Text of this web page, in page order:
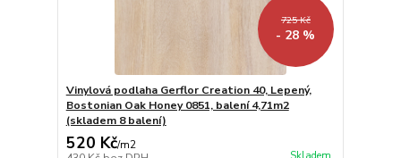
725 Kč
- 28 %
Vinylová podlaha Gerflor Creation 40, Lepený,
Bostonian Oak Honey 0851, balení 4,71m2
(skladem 8 balení)
520 Kč/m2